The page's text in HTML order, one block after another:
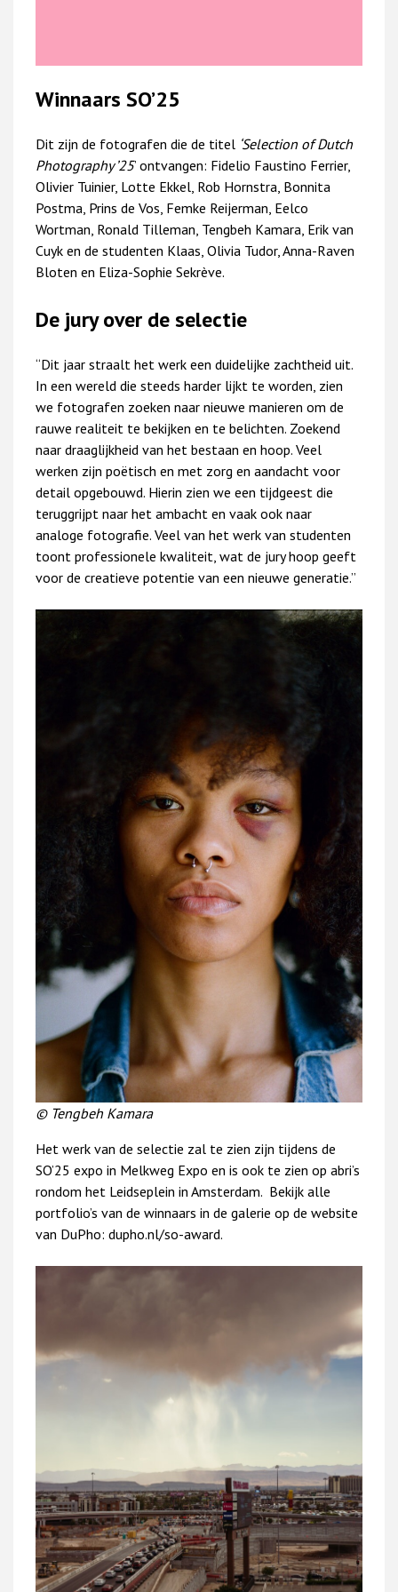
Winnaars SO’25
Dit zijn de fotografen die de titel ‘Selection of Dutch
Photography ’25’ ontvangen: Fidelio Faustino Ferrier,
Olivier Tuinier, Lotte Ekkel, Rob Hornstra, Bonnita
Postma, Prins de Vos, Femke Reijerman, Eelco
Wortman, Ronald Tilleman, Tengbeh Kamara, Erik van
Cuyk en de studenten Klaas, Olivia Tudor, Anna-Raven
Bloten en Eliza-Sophie Sekrève.
De jury over de selectie
“Dit jaar straalt het werk een duidelijke zachtheid uit.
In een wereld die steeds harder lijkt te worden, zien
we fotografen zoeken naar nieuwe manieren om de
rauwe realiteit te bekijken en te belichten. Zoekend
naar draaglijkheid van het bestaan en hoop. Veel
werken zijn poëtisch en met zorg en aandacht voor
detail opgebouwd. Hierin zien we een tijdgeest die
teruggrijpt naar het ambacht en vaak ook naar
analoge fotografie. Veel van het werk van studenten
toont professionele kwaliteit, wat de jury hoop geeft
voor de creatieve potentie van een nieuwe generatie.”
© Tengbeh Kamara
Het werk van de selectie zal te zien zijn tijdens de
SO’25 expo in Melkweg Expo en is ook te zien op abri’s
rondom het Leidseplein in Amsterdam. Bekijk alle
portfolio’s van de winnaars in de galerie op de website
van DuPho: dupho.nl/so-award.